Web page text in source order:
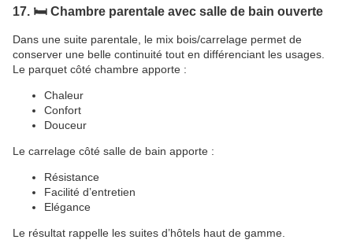
17. 🛏️ Chambre parentale avec salle de bain ouverte
Dans une suite parentale, le mix bois/carrelage permet de
conserver une belle continuité tout en différenciant les usages.
Le parquet côté chambre apporte :
Chaleur
Confort
Douceur
Le carrelage côté salle de bain apporte :
Résistance
Facilité d’entretien
Elégance
Le résultat rappelle les suites d’hôtels haut de gamme.